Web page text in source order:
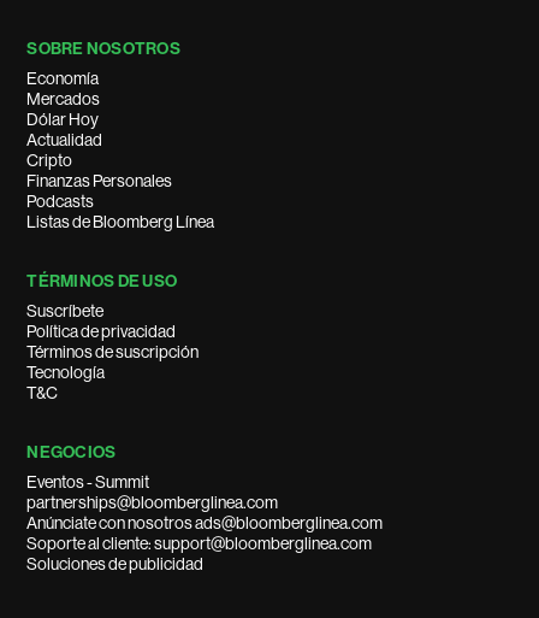
SOBRE NOSOTROS
Economía
Mercados
Dólar Hoy
Actualidad
Cripto
Finanzas Personales
Podcasts
Listas de Bloomberg Línea
TÉRMINOS DE USO
Suscríbete
Política de privacidad
Términos de suscripción
Tecnología
T&C
NEGOCIOS
Eventos - Summit
partnerships@bloomberglinea.com
Anúnciate con nosotros ads@bloomberglinea.com
Soporte al cliente: support@bloomberglinea.com
Soluciones de publicidad